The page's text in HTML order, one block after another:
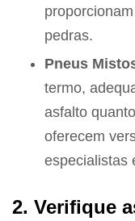
pedras.
Pneus
termo,
asfalto
oferecem
especialistas
2. Verifique